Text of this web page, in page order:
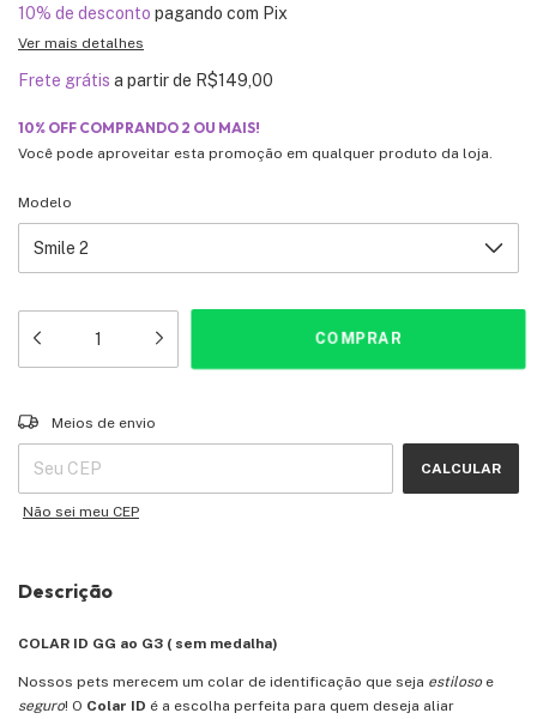
10% de desconto pagando com Pix
Ver mais detalhes
Frete grátis a partir de R$149,00
10% OFF COMPRANDO 2 OU MAIS!
Você pode aproveitar esta promoção em qualquer produto da loja.
Modelo
Entregas para o CEP:
Meios de envio
CALCULAR
Não sei meu CEP
Descrição
COLAR ID GG ao G3 ( sem medalha)
Nossos pets merecem um colar de identificação que seja estilosoe
seguro! O Colar ID é a escolha perfeita para quem deseja aliar